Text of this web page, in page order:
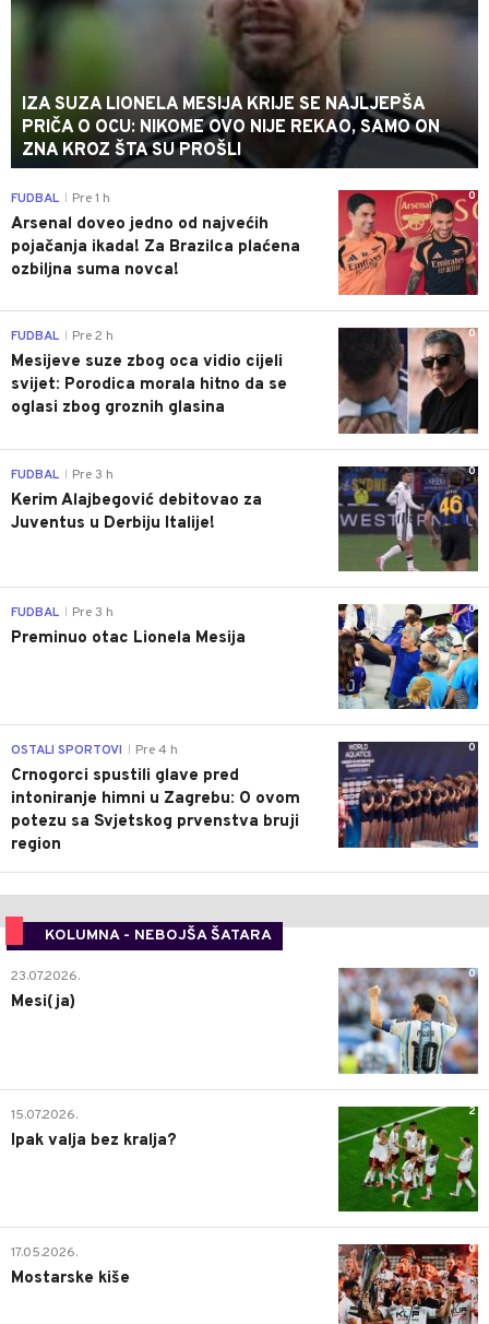
IZA SUZA LIONELA MESIJA KRIJE SE NAJLJEPŠA
PRIČA O OCU: NIKOME OVO NIJE REKAO, SAMO ON
ZNA KROZ ŠTA SU PROŠLI
0
FUDBAL Pre 1 h
Arsenal doveo jedno od najvećih
pojačanja ikada! Za Brazilca plaćena
ozbiljna suma novca!
0
FUDBAL Pre 2 h
Mesijeve suze zbog oca vidio cijeli
svijet: Porodica morala hitno da se
oglasi zbog groznih glasina
0
FUDBAL Pre 3 h
Kerim Alajbegović debitovao za
Juventus u Derbiju Italije!
0
FUDBAL Pre 3 h
Preminuo otac Lionela Mesija
0
OSTALI SPORTOVI Pre 4 h
Crnogorci spustili glave pred
intoniranje himni u Zagrebu: O ovom
potezu sa Svjetskog prvenstva bruji
region
KOLUMNA - NEBOJŠA ŠATARA
0
23.07.2026.
Mesi(ja)
2
15.07.2026.
Ipak valja bez kralja?
0
17.05.2026.
Mostarske kiše